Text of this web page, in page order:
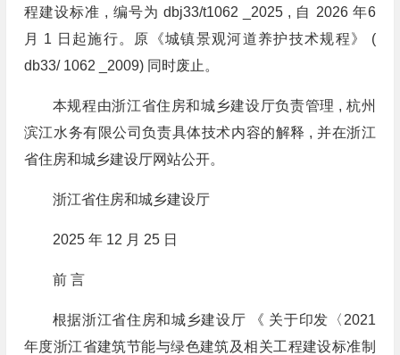
程建设标准 , 编号为 dbj33/t1062 _2025 , 自 2026 年6
月 1 日起施行。原《城镇景观河道养护技术规程》 (
db33/ 1062 _2009) 同时废止。
本规程由浙江省住房和城乡建设厅负责管理 , 杭州
滨江水务有限公司负责具体技术内容的解释 , 并在浙江
省住房和城乡建设厅网站公开。
浙江省住房和城乡建设厅
2025 年 12 月 25 日
前 言
根据浙江省住房和城乡建设厅 《 关于印发〈2021
年度浙江省建筑节能与绿色建筑及相关工程建设标准制